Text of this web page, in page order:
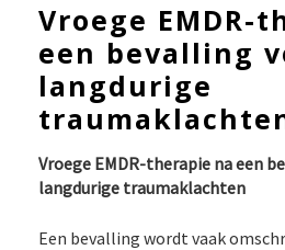
THERAPIE
NA
EEN
BEVALLING
VOORKOMT
TRAUMAKLACHTEN
Vroege EMDR-
een bevalling
langdurige
Vroege EMDR-therapie na een
langdurige traumaklachten
Een bevalling wordt vaak